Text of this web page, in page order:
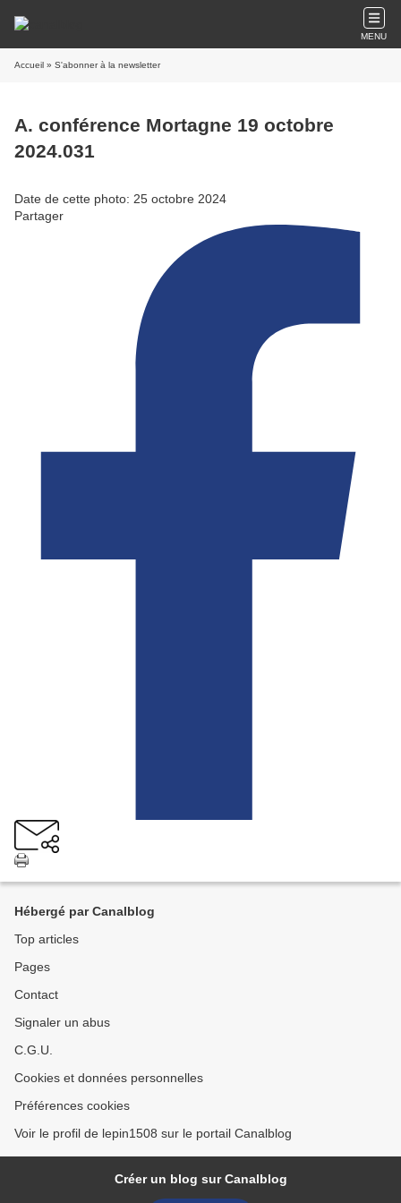
MENU
Accueil » S'abonner à la newsletter
A. conférence Mortagne 19 octobre
2024.031
Date de cette photo: 25 octobre 2024
Partager
Hébergé par Canalblog
Top articles
Pages
Contact
Signaler un abus
C.G.U.
Cookies et données personnelles
Préférences cookies
Voir le profil de lepin1508 sur le portail Canalblog
Créer un blog sur Canalblog